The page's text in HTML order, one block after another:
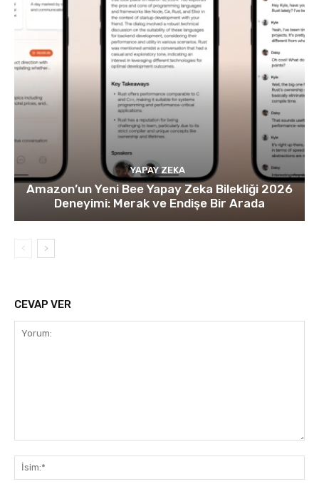
YAPAY ZEKA
Amazon’un Yeni Bee Yapay Zeka Bilekliği 2026
Deneyimi: Merak ve Endişe Bir Arada
CEVAP VER